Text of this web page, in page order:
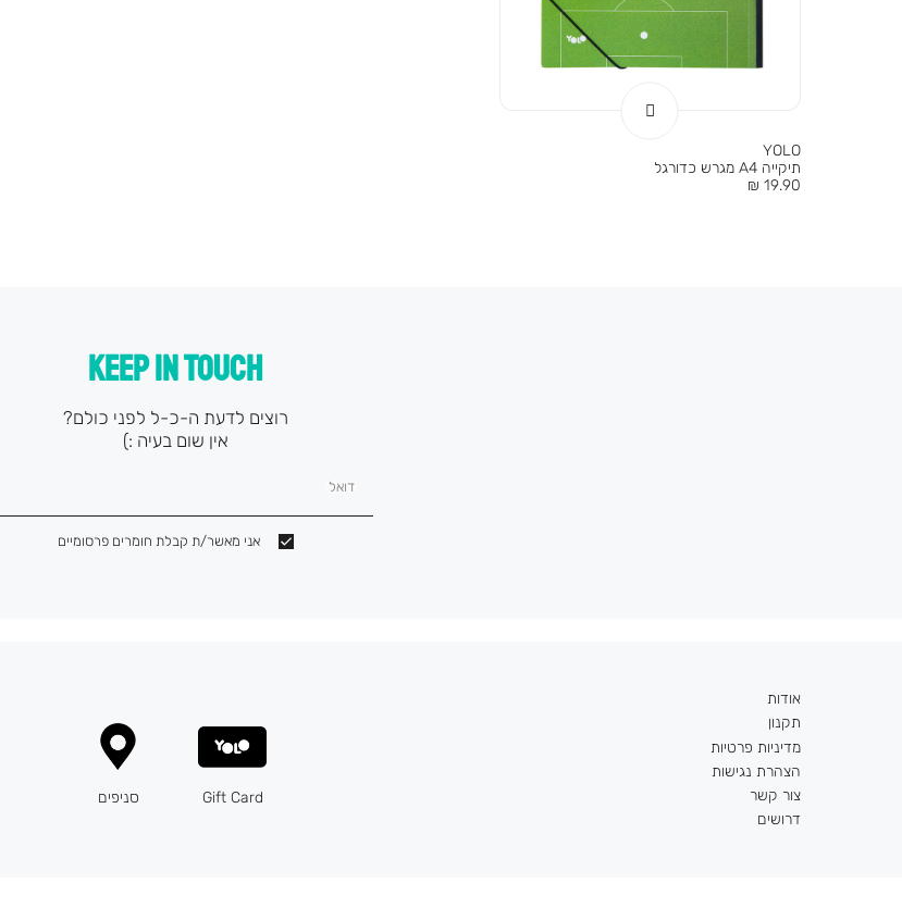
YOLO
תיקייה A4 מגרש כדורגל
מחיר
19.90 ₪
KEEP IN TOUCH
רוצים לדעת ה-כ-ל לפני כולם?
אין שום בעיה :)
דואל
אני מאשר/ת קבלת חומרים פרסומיים
אודות
תקנון
מדיניות פרטיות
הצהרת נגישות
צור קשר
דרושים
Gift Card סניפים